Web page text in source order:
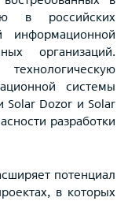
в российских
информационной
организаций.
системы
Solar Dozor и Solar
разработки
потенциал
в которых